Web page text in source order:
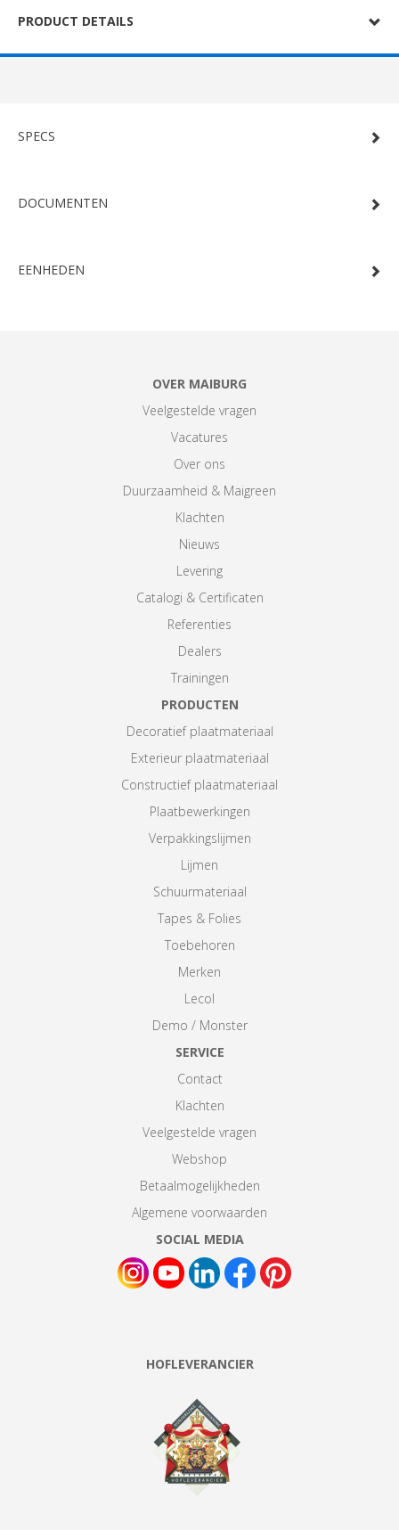
PRODUCT DETAILS
SPECS
DOCUMENTEN
EENHEDEN
OVER MAIBURG
Veelgestelde vragen
Vacatures
Over ons
Duurzaamheid & Maigreen
Klachten
Nieuws
Levering
Catalogi & Certificaten
Referenties
Dealers
Trainingen
PRODUCTEN
Decoratief plaatmateriaal
Exterieur plaatmateriaal
Constructief plaatmateriaal
Plaatbewerkingen
Verpakkingslijmen
Lijmen
Schuurmateriaal
Tapes & Folies
Toebehoren
Merken
Lecol
Demo / Monster
SERVICE
Contact
Klachten
Veelgestelde vragen
Webshop
Betaalmogelijkheden
Algemene voorwaarden
SOCIAL MEDIA
HOFLEVERANCIER